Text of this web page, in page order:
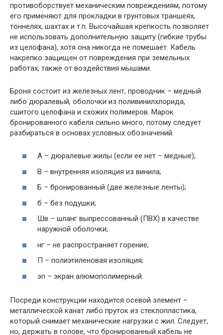
противоборствует механическим повреждениям, потому
его применяют для прокладки в грунтовых траншеях,
тоннелях, шахтах и т.п. Высочайшая крепкость позволяет
не использовать дополнительную защиту (гибкие трубы
из целофана), хотя она никогда не помешает. Кабель
накрепко защищен от повреждения при земельных
работах, также от воздействия мышами.
Броня состоит из железных лент, проводник – медный
либо дюралевый, оболочки из поливинилхлорида,
сшитого целофана и схожих полимеров. Марок
бронированного кабеля сильно много, потому следует
разбираться в основах условных обозначений.
А – дюралевые жилы (если ее нет – медные);
В – внутренняя изоляция из винила;
Б – бронированный (две железные ленты);
б – без подушки;
Шв – шланг выпрессованный (ПВХ) в качестве
наружной оболочки;
нг – не распространяет горение;
П – полиэтиленовая изоляция;
эп – экран алюмополимерный.
Посреди конструкции находится осевой элемент –
металлической канат либо пруток из стеклопластика,
который снимает механические нагрузки с жил. Следует,
но, держать в голове, что бронированный кабель не